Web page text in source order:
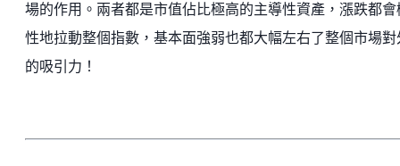
場的作用。兩者都是市值佔比極高的主導性資產，漲跌都會
性地拉動整個指數，基本面強弱也都大幅左右了整個市場對
的吸引力！